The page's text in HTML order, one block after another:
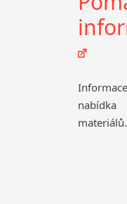
nabídka
materiálů.